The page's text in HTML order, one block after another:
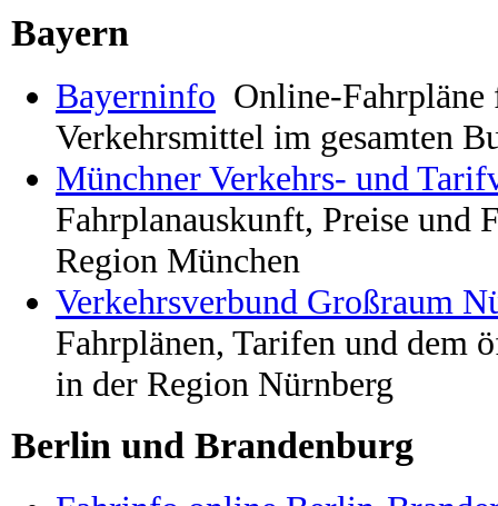
Bayern
Bayerninfo Online-
Verkehrsmittel im gesamten
Münchner Verkehrs- und
Fahrplanauskunft, Preise und
Region München
Verkehrsverbund Großraum
Fahrplänen, Tarifen und dem
in der Region Nürnberg
Berlin und Brandenburg